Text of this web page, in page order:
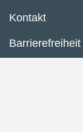
Kontakt
Barrierefreiheit